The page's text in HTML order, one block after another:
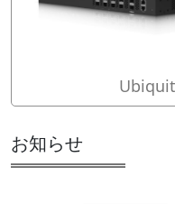
お知らせ